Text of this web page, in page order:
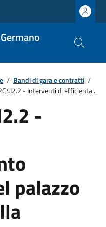
/ Bandi di gara e contratti /
- Interventi di efficienta...
-
palazzo